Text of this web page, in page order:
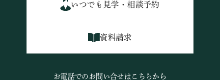
いつでも見学・相談予約
資料請求
お電話でのお問い合せはこちらから